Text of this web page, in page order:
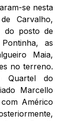
se nesta
Carvalho,
do posto de
as
Maia,
no terreno.
Quartel do
Marcello
Américo